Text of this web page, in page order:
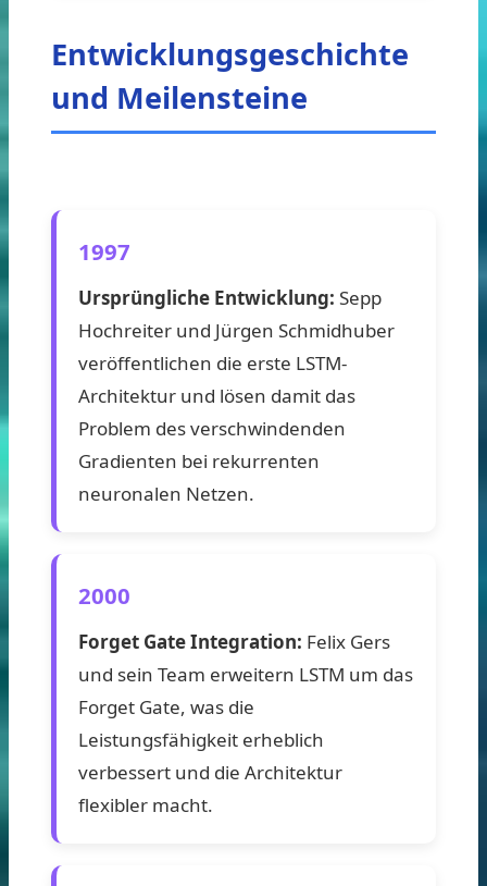
Entwicklungsgeschichte
und Meilensteine
1997
Ursprüngliche Entwicklung: Sepp
Hochreiter und Jürgen Schmidhuber
veröffentlichen die erste LSTM-
Architektur und lösen damit das
Problem des verschwindenden
Gradienten bei rekurrenten
neuronalen Netzen.
2000
Forget Gate Integration: Felix Gers
und sein Team erweitern LSTM um das
Forget Gate, was die
Leistungsfähigkeit erheblich
verbessert und die Architektur
flexibler macht.